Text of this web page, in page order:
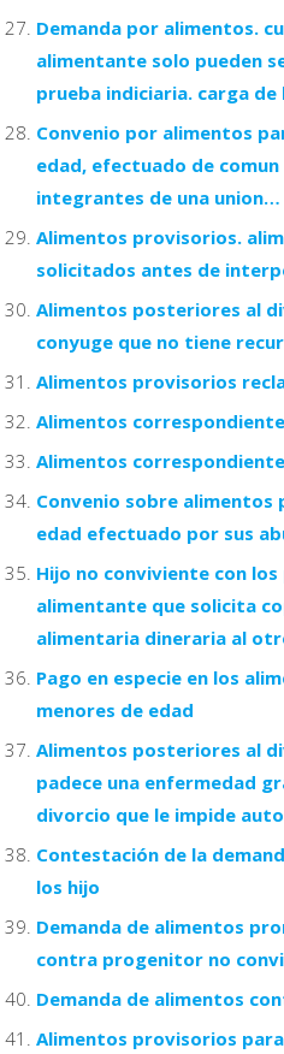
Demanda por alimentos.
alimentante solo pueden
prueba indiciaria. carga de
Convenio por alimentos
edad, efectuado de
integrantes de una
Alimentos provisorios.
solicitados antes de
Alimentos posteriores al
conyuge que no tiene
Alimentos provisorios
Alimentos
Alimentos
Convenio sobre alimentos
edad efectuado por sus
Hijo no conviviente con
alimentante que solicita
alimentaria dineraria al
Pago en especie en los
menores de edad
Alimentos posteriores al
padece una enfermedad
divorcio que le impide
Contestación de la
los hijo
Demanda de alimentos
contra progenitor no
Demanda de alimentos
Alimentos provisorios